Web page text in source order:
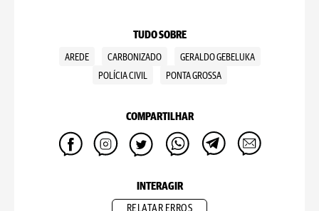
TUDO SOBRE
AREDE CARBONIZADO
GERALDO GEBELUKA
POLÍCIA CIVIL
PONTA GROSSA
COMPARTILHAR
INTERAGIR
RELATAR ERROS